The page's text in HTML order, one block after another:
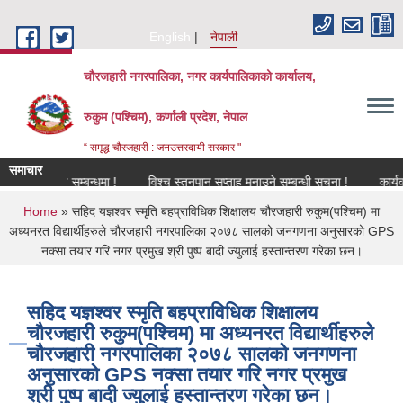
English
नेपाली
चौरजहारी नगरपालिका, नगर कार्यपालिकाको कार्यालय,
रुकुम (पश्चिम), कर्णाली प्रदेश, नेपाल
“ समृद्ध चौरजहारी : जनउत्तरदायी सरकार "
समाचार
सम्बन्धमा !
विश्च स्तनपान सप्ताह मनाउने सम्बन्धी सूचना !
You are here
Home » सहिद यज्ञश्वर स्मृति बहप्राविधिक शिक्षालय चौरजहारी रुकुम(पश्चिम) मा
अध्यनरत विद्यार्थीहरुले चौरजहारी नगरपालिका २०७८ सालको जनगणना अनुसारको GPS
नक्सा तयार गरि नगर प्रमुख श्री पुष्प बादी ज्युलाई हस्तान्तरण गरेका छन।
सहिद यज्ञश्वर स्मृति बहप्राविधिक शिक्षालय
चौरजहारी रुकुम(पश्चिम) मा अध्यनरत विद्यार्थीहरुले
चौरजहारी नगरपालिका २०७८ सालको जनगणना
अनुसारको GPS नक्सा तयार गरि नगर प्रमुख
श्री पुष्प बादी ज्युलाई हस्तान्तरण गरेका छन।